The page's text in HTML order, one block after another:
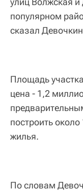
популярном
сказал
Площадь
цена - 1,2
построить
жилья.
По словам